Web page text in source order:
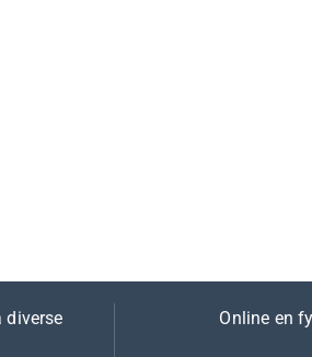
diverse
Online en